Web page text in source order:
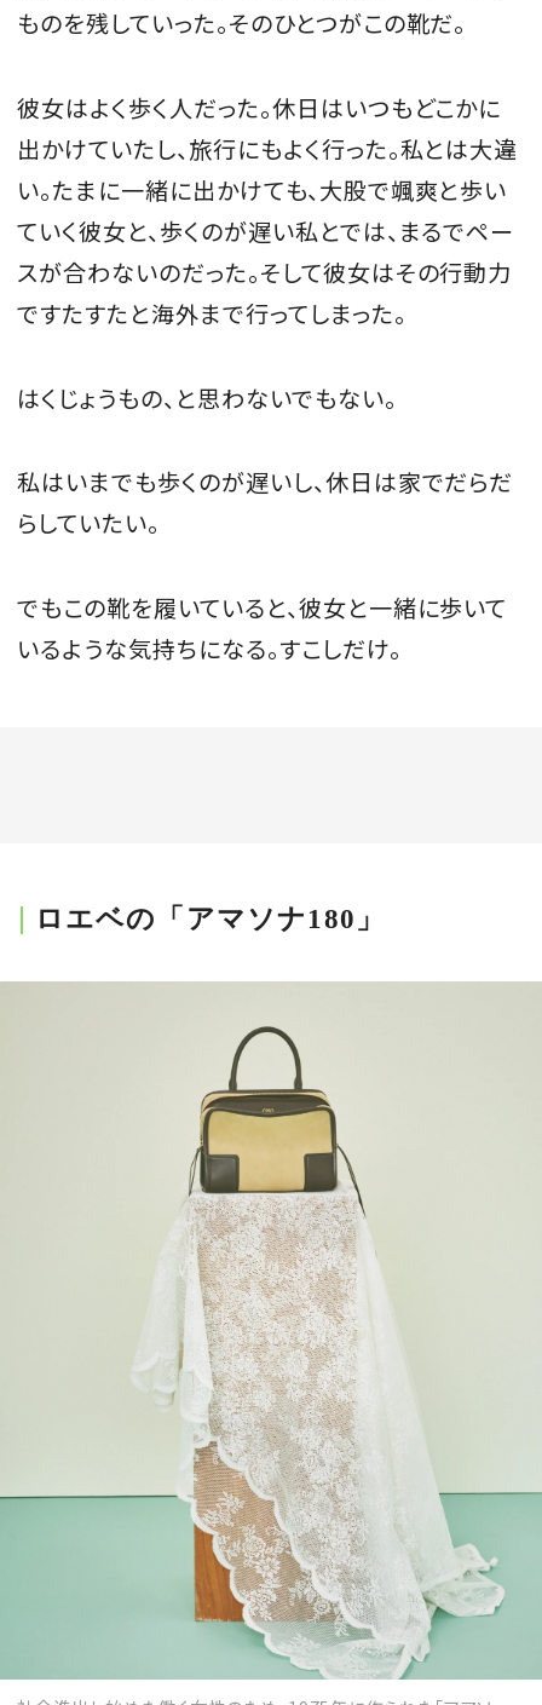
ものを残していった。そのひとつがこの靴だ。
彼女はよく歩く人だった。休日はいつもどこかに
出かけていたし、旅行にもよく行った。私とは大違
い。たまに一緒に出かけても、大股で颯爽と歩い
ていく彼女と、歩くのが遅い私とでは、まるでペー
スが合わないのだった。そして彼女はその行動力
ですたすたと海外まで行ってしまった。
はくじょうもの、と思わないでもない。
私はいまでも歩くのが遅いし、休日は家でだらだ
らしていたい。
でもこの靴を履いていると、彼女と一緒に歩いて
いるような気持ちになる。すこしだけ。
ロエベの「アマソナ180」